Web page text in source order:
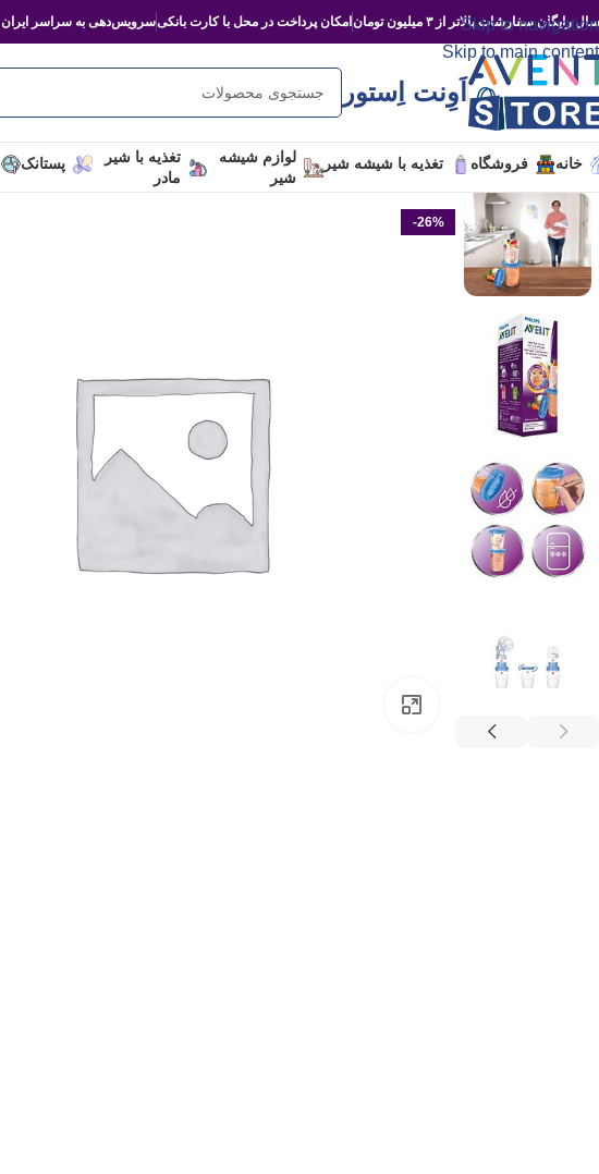
Skip to navigation
Skip to main content
رایگان سفارشات بالاتر از ۳ میلیون تومان امکان پرداخت در محل با کارت بانکیسرویس‌دهی به سراسر ایران
اَوِنت اِستور
خانه فروشگاه تغذیه با شیشه شیر
لوازم شیشه
شیر
تغذیه با شیر
مادر
پستانک
-26%